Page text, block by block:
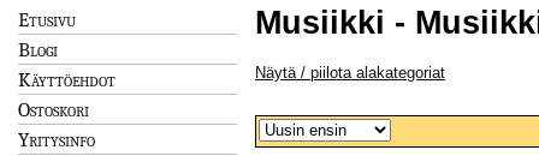
Etusivu
Blogi
Käyttöehdot
Ostoskori
Yritysinfo
Musiikki -
Näytä / piilota alakategoriat